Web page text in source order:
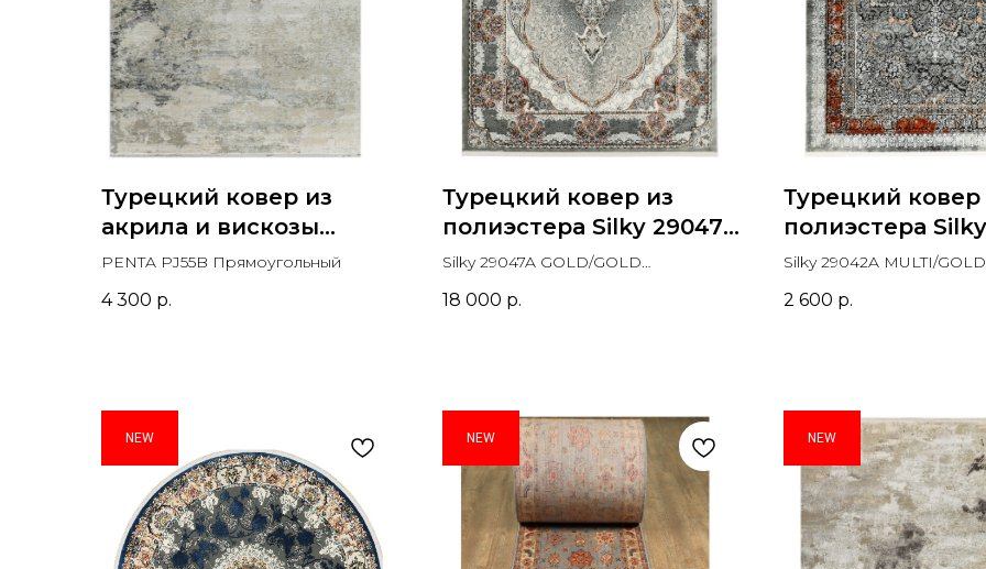
Турецкий ковер из
акрила и вискозы
PENTA PJ55B
Прямоугольный
PENTA PJ55B Прямоугольный
4 300 р.
Турецкий ковер из
полиэстера Silky 29047A
GOLD/GOLD
Прямоугольник
Silky 29047A GOLD/GOLD
18 000 р.
Турецкий ковер
полиэстера
MULTI/GOLD
Прямоугольник
Silky 29042A MULTI/GOLD
2 600 р.
NEW NEW NEW